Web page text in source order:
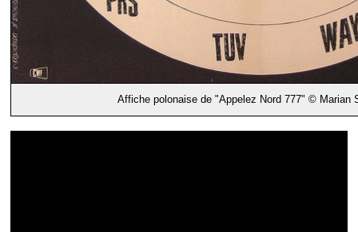
Affiche polonaise de "Appelez Nord 777" © Marian